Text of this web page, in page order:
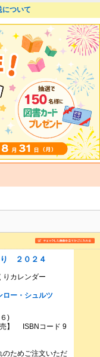
について
り ２０２４
りカレンダー
ロー・シュルツ
)
売】 ISBNコード 9
のためご注文いただ